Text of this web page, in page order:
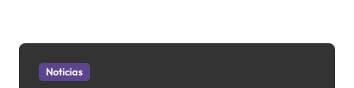
Noticias